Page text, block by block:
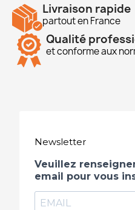
Livraison rapide
partout en France
Qualité
et conforme aux
Newsletter
Veuillez
email pour vous